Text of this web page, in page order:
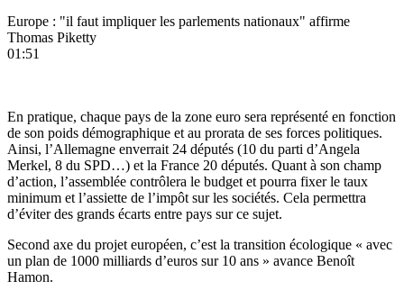
Europe : "il faut impliquer les parlements nationaux" affirme
Thomas Piketty
01:51
En pratique, chaque pays de la zone euro sera représenté en fonction
de son poids démographique et au prorata de ses forces politiques.
Ainsi, l’Allemagne enverrait 24 députés (10 du parti d’Angela
Merkel, 8 du SPD…) et la France 20 députés. Quant à son champ
d’action, l’assemblée contrôlera le budget et pourra fixer le taux
minimum et l’assiette de l’impôt sur les sociétés. Cela permettra
d’éviter des grands écarts entre pays sur ce sujet.
Second axe du projet européen, c’est la transition écologique « avec
un plan de 1000 milliards d’euros sur 10 ans » avance Benoît
Hamon.